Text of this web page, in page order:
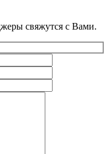
свяжутся с Вами.